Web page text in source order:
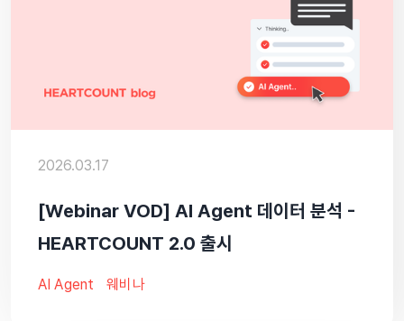
2026.03.17
[Webinar VOD] AI Agent 데이터 분석 -
HEARTCOUNT 2.0 출시
AI Agent 웨비나